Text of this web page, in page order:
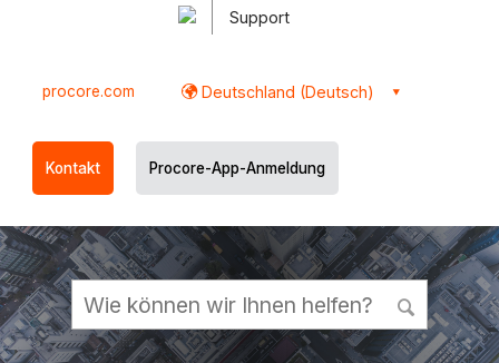
Support
procore.com Deutschland (Deutsch)
Kontakt Procore-App-Anmeldung